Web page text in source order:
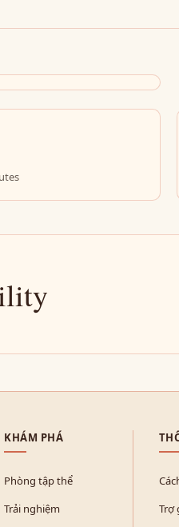
KHÁM PHÁ
Phòng tập thể
Trải nghiệm
Trợ